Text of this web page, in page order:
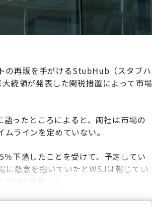
の再販を手がけるStubHub（スタブハ
統領が発表した関税措置によって市場
ったところによると、両社は市場の
ラインを定めていない。
下落したことを受けて、予定してい
に懸念を抱いていたとWSJは報じてい